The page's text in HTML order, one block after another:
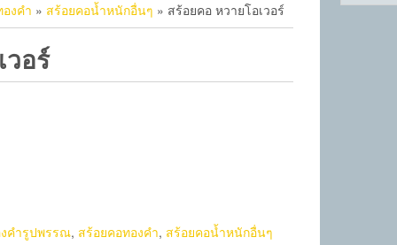
งคำ » สร้อยคอน้ำหนักอื่นๆ » สร้อยคอ หวายโอเวอร์
อร์
คำรูปพรรณ, สร้อยคอทองคำ, สร้อยคอน้ำหนักอื่นๆ